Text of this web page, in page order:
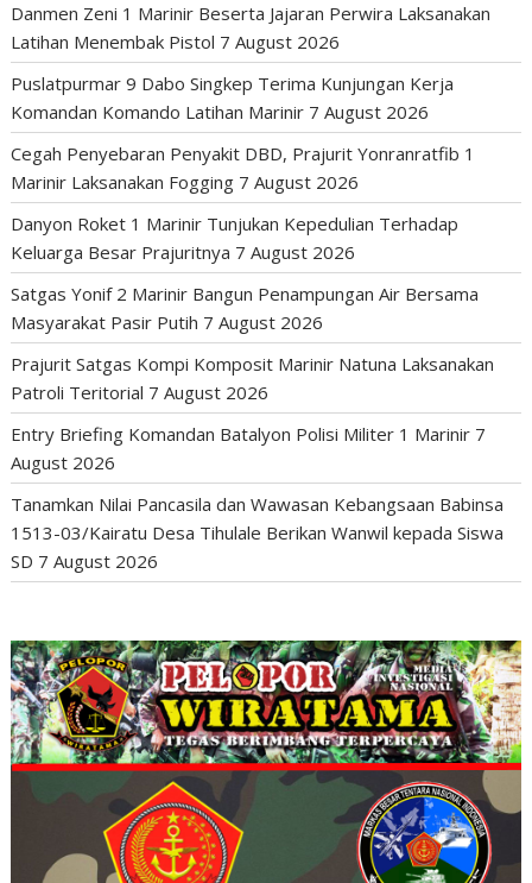
Danmen Zeni 1 Marinir Beserta Jajaran Perwira Laksanakan
Latihan Menembak Pistol 7 August 2026
Puslatpurmar 9 Dabo Singkep Terima Kunjungan Kerja
Komandan Komando Latihan Marinir 7 August 2026
Cegah Penyebaran Penyakit DBD, Prajurit Yonranratfib 1
Marinir Laksanakan Fogging 7 August 2026
Danyon Roket 1 Marinir Tunjukan Kepedulian Terhadap
Keluarga Besar Prajuritnya 7 August 2026
Satgas Yonif 2 Marinir Bangun Penampungan Air Bersama
Masyarakat Pasir Putih 7 August 2026
Prajurit Satgas Kompi Komposit Marinir Natuna Laksanakan
Patroli Teritorial 7 August 2026
Entry Briefing Komandan Batalyon Polisi Militer 1 Marinir 7
August 2026
Tanamkan Nilai Pancasila dan Wawasan Kebangsaan Babinsa
1513-03/Kairatu Desa Tihulale Berikan Wanwil kepada Siswa
SD 7 August 2026